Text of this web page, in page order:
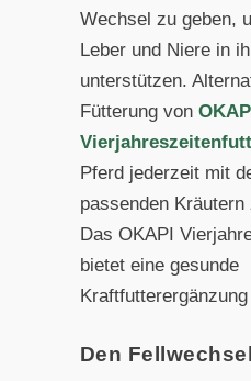
Wechsel zu geben,
Leber und Niere in
unterstützen.
Fütterung von
Pferd jederzeit mit
passenden
Das OKAPI
bietet eine gesunde
Den